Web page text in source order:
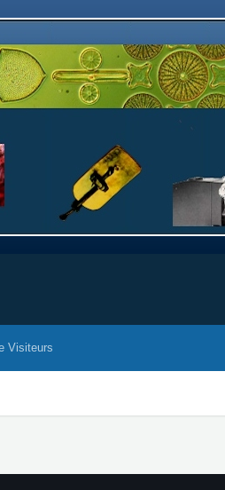
Visiteurs